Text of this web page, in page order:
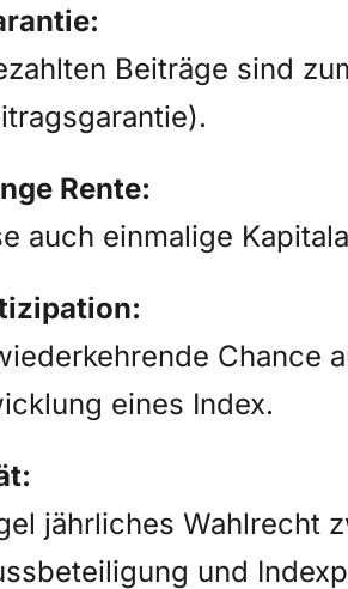
Beiträge sind
Rente:
auch einmalige
Chance
eines Index.
jährliches Wahlrecht
und